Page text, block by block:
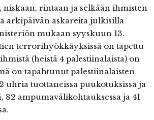
niskaan, rintaan ja selkään ihmisten
arkipäivän askareita julkisilla
mukaan syyskuun 13.
terrorihyökkäyksissä on tapettu
(heistä 4 palestiinalaista) on
on tapahtunut palestiinalaisten
uhria tuottaneissa puukotuksissa ja
82 ampumavälikohtauksessa ja 41